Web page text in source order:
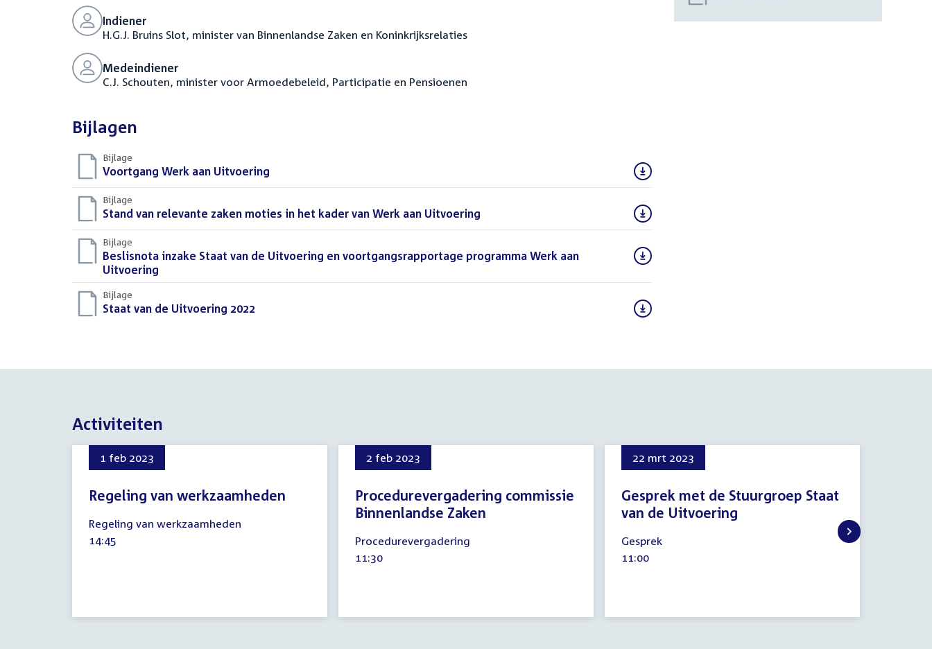
Indiener
H.G.J. Bruins Slot, minister van Binnenlandse Zaken en Koninkrijksrelaties
Medeindiener
C.J. Schouten, minister voor Armoedebeleid, Participatie en Pensioenen
Bijlagen
Bijlage
Download
bestand:
Voortgang Werk aan Uitvoering
Bijlage
Download
bestand:
Stand van relevante zaken moties in het kader van Werk aan Uitvoering
Bijlage
Download
bestand:
Beslisnota inzake Staat van de Uitvoering en voortgangsrapportage programma Werk aan
Uitvoering
Bijlage
Download
Staat van de Uitvoering 2022
Activiteiten
1 feb 2023
Regeling van werkzaamheden
februari
2023
Regeling van werkzaamheden
Tijd
14:45
2 feb 2023
Procedurevergadering commissie
Binnenlandse Zaken
februari
2023
Procedurevergadering
Tijd
11:30
22 mrt 2023
Gesprek met de Stuurgroep Staat
van de Uitvoering
maart
2023
Gesprek
Tijd
11:00